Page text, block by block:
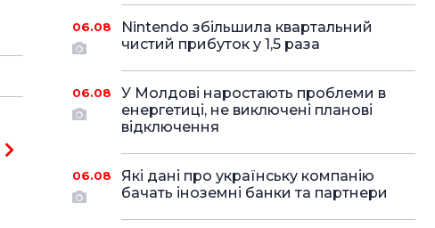
06.08
Nintendo збільшила квартальний
чистий прибуток у 1,5 раза
06.08
У Молдові наростають проблеми в
енергетиці, не виключені планові
відключення
06.08
Які дані про українську компанію
бачать іноземні банки та партнери